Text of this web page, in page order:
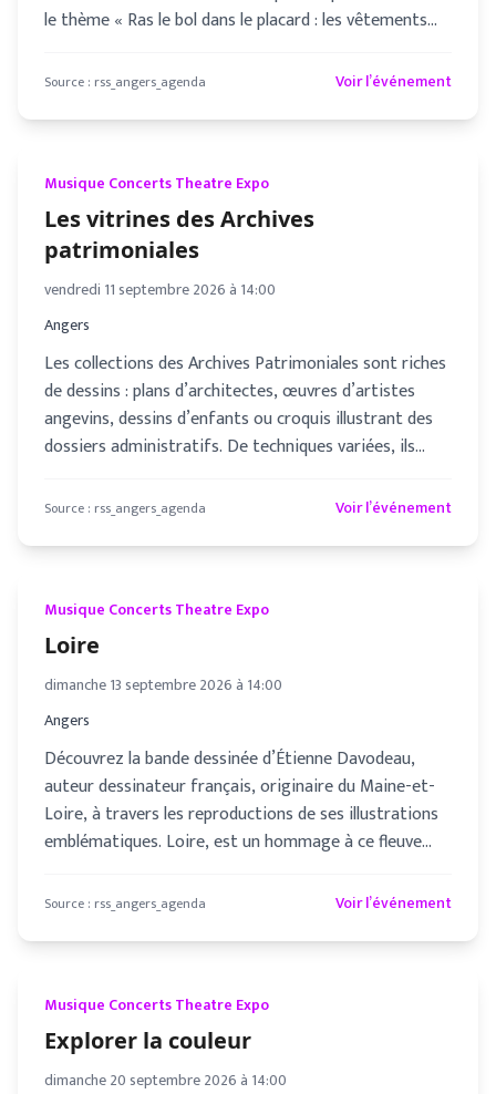
le thème « Ras le bol dans le placard : les vêtements
Source : rss_angers_agenda Voir l’événement
Musique Concerts Theatre Expo
Les vitrines des Archives
patrimoniales
vendredi 11 septembre 2026 à 14:00
Angers
Les collections des Archives Patrimoniales sont riches
de dessins : plans d’architectes, œuvres d’artistes
angevins, dessins d’enfants ou croquis illustrant des
dossiers administratifs. De techniques variées, ils
Source : rss_angers_agenda Voir l’événement
Musique Concerts Theatre Expo
Loire
dimanche 13 septembre 2026 à 14:00
Angers
Découvrez la bande dessinée d’Étienne Davodeau,
auteur dessinateur français, originaire du Maine-et-
Loire, à travers les reproductions de ses illustrations
emblématiques. Loire, est un hommage à ce fleuve
Source : rss_angers_agenda Voir l’événement
Musique Concerts Theatre Expo
Explorer la couleur
dimanche 20 septembre 2026 à 14:00